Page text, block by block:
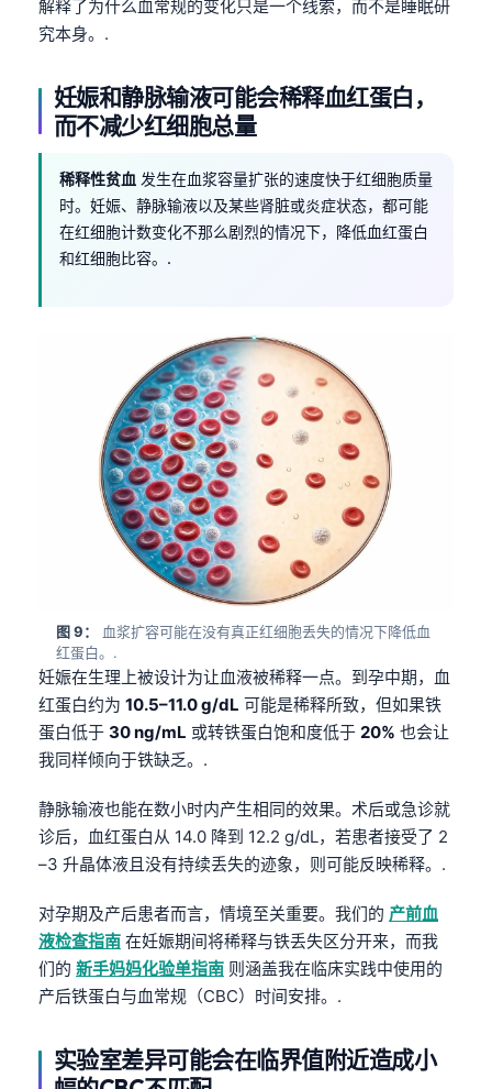
解释了为什么血常规的变化只是一个线索，而不是睡眠研
究本身。.
妊娠和静脉输液可能会稀释血红蛋白，
而不减少红细胞总量
稀释性贫血 发生在血浆容量扩张的速度快于红细胞质量
时。妊娠、静脉输液以及某些肾脏或炎症状态，都可能
在红细胞计数变化不那么剧烈的情况下，降低血红蛋白
和红细胞比容。.
图 9：
血浆扩容可能在没有真正红细胞丢失的情况下降低血
红蛋白。.
妊娠在生理上被设计为让血液被稀释一点。到孕中期，血
红蛋白约为 10.5–11.0 g/dL 可能是稀释所致，但如果铁
蛋白低于 30 ng/mL 或转铁蛋白饱和度低于 20% 也会让
我同样倾向于铁缺乏。.
静脉输液也能在数小时内产生相同的效果。术后或急诊就
诊后，血红蛋白从 14.0 降到 12.2 g/dL，若患者接受了 2
–3 升晶体液且没有持续丢失的迹象，则可能反映稀释。.
对孕期及产后患者而言，情境至关重要。我们的 产前血
液检查指南 在妊娠期间将稀释与铁丢失区分开来，而我
们的 新手妈妈化验单指南 则涵盖我在临床实践中使用的
产后铁蛋白与血常规（CBC）时间安排。.
实验室差异可能会在临界值附近造成小
ဗမာစာ
Kiswahili
አማርኛ
Українська
Català
Қазақ тілі
Suomi
Hrvatski
Slovenčina
پښتو
සිංහල
অসমীয়া
Galego
Latviešu valoda
Македонски јазик
Euskara
العربية المغربية
Afrikaans
Монгол
Basa Jawa
Cebuano
ئۇيغۇرچە
Кыргызча